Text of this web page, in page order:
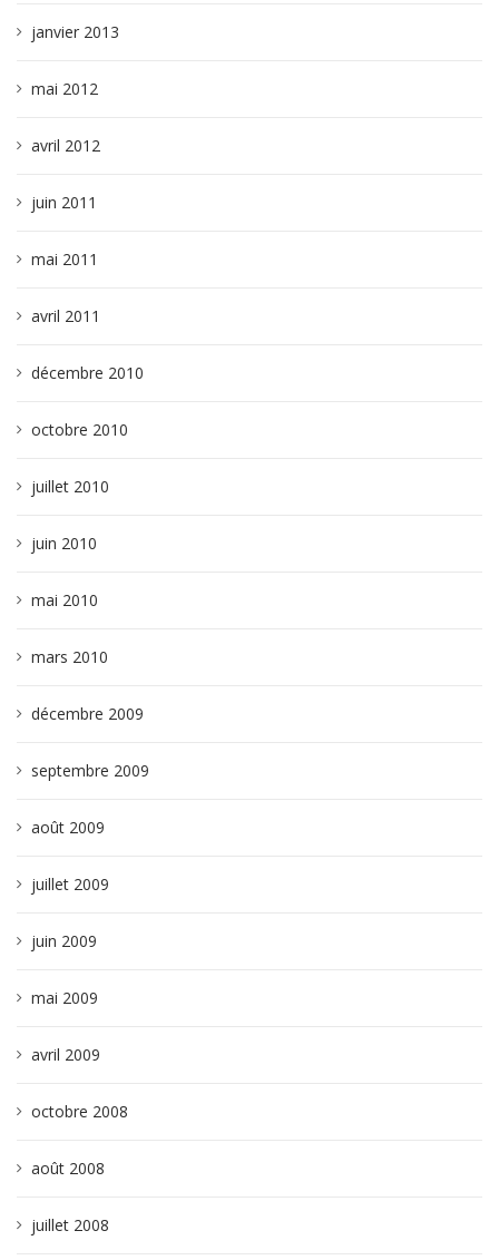
janvier 2013
mai 2012
avril 2012
juin 2011
mai 2011
avril 2011
décembre 2010
octobre 2010
juillet 2010
juin 2010
mai 2010
mars 2010
décembre 2009
septembre 2009
août 2009
juillet 2009
juin 2009
mai 2009
avril 2009
octobre 2008
août 2008
juillet 2008